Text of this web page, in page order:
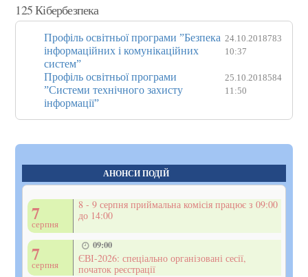
125 Кібербезпека
Профіль освітньої програми ”Безпека
інформаційних і комунікаційних
систем”
24.10.2018
10:37
783
Профіль освітньої програми
”Системи технічного захисту
інформації”
25.10.2018
11:50
584
АНОНСИ ПОДІЙ
7
серпня
8 - 9 серпня приймальна комісія працює з 09:00
до 14:00
7
серпня
09:00
ЄВІ-2026: спеціально організовані сесії,
початок реєстрації